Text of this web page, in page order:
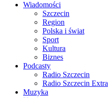
Wiadomości
Szczecin
Region
Polska i świat
Sport
Kultura
Biznes
Podcasty
Radio Szczecin
Radio Szczecin Extra
Muzyka